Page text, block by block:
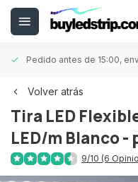
Pedido antes de 15:00,
Volver atrás
Tira LED
LED/m Blanco -
9/10 (6